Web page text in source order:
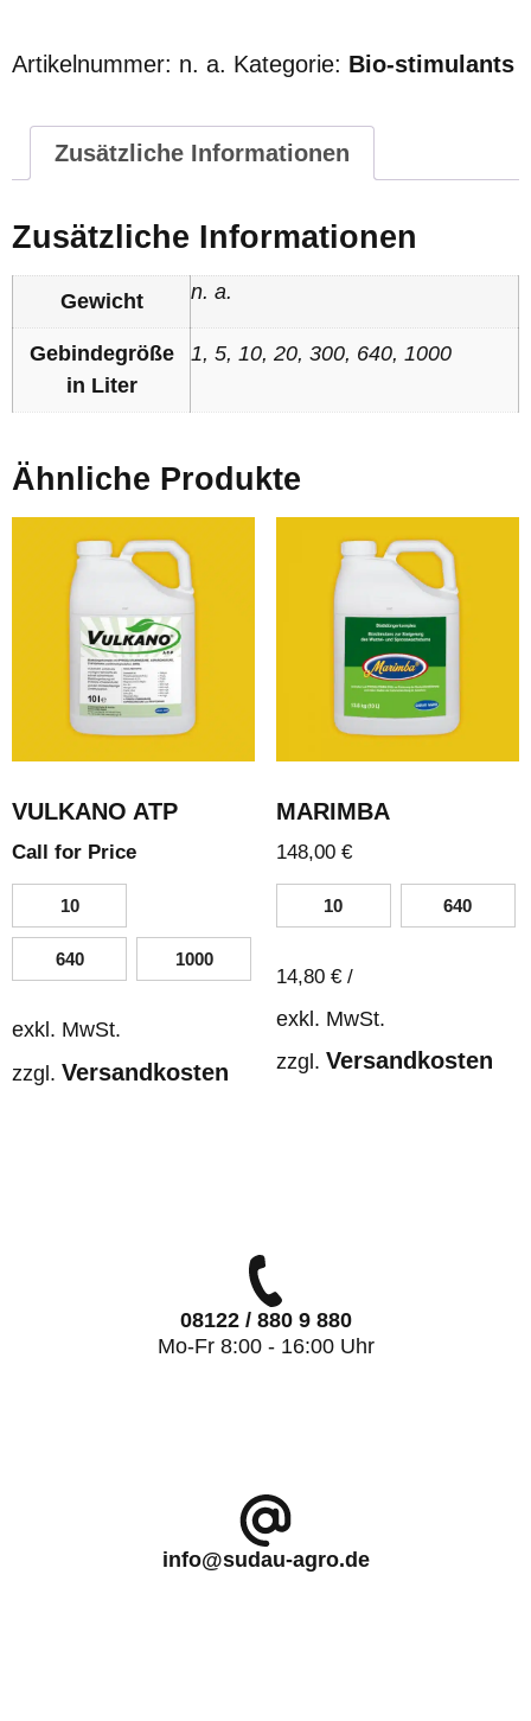
Artikelnummer: n. a. Kategorie: Bio-stimulants
Zusätzliche Informationen
Zusätzliche Informationen
Gewicht n. a.
Gebindegröße
in Liter
1, 5, 10, 20, 300, 640, 1000
Ähnliche Produkte
VULKANO ATP
Call for Price
10
640 1000
exkl. MwSt.
zzgl. Versandkosten
MARIMBA
148,00 €
10 640
14,80 €/
exkl. MwSt.
zzgl. Versandkosten
08122 / 880 9 880
Mo-Fr 8:00 - 16:00 Uhr
info@sudau-agro.de